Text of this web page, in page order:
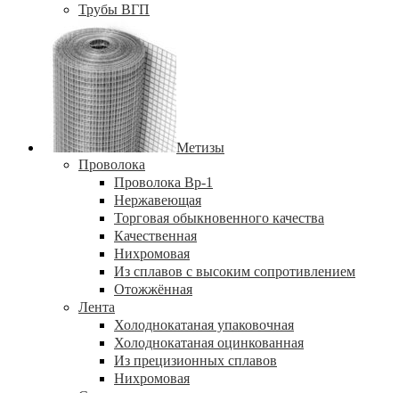
Трубы ВГП
Метизы
Проволока
Проволока Вр-1
Нержавеющая
Торговая обыкновенного качества
Качественная
Нихромовая
Из сплавов с высоким сопротивлением
Отожжённая
Лента
Холоднокатаная упаковочная
Холоднокатаная оцинкованная
Из прецизионных сплавов
Нихромовая